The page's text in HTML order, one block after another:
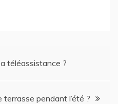
téléassistance ?
pendant l’été ?